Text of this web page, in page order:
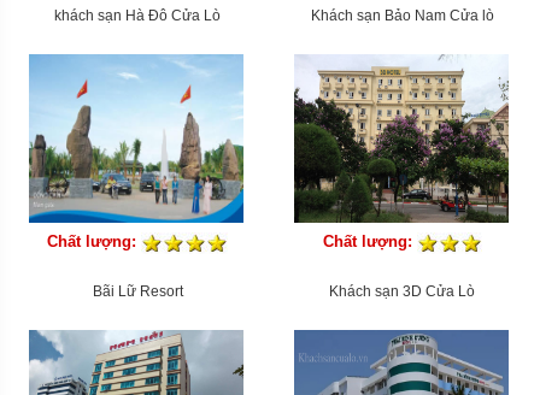
khách sạn Hà Đô Cửa Lò Khách sạn Bảo Nam Cửa lò
Chất lượng:
Bãi Lữ Resort
Chất lượng:
Khách sạn 3D Cửa Lò